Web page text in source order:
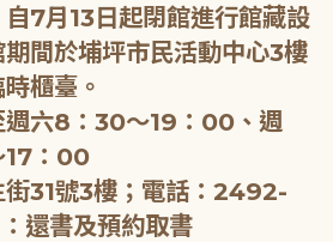
7月13日起閉館進行館藏設
間於埔坪市民活動中心3樓
櫃臺。
週六8：30～19：00、週
17：00
街31號3樓；電話：2492-
還書及預約取書